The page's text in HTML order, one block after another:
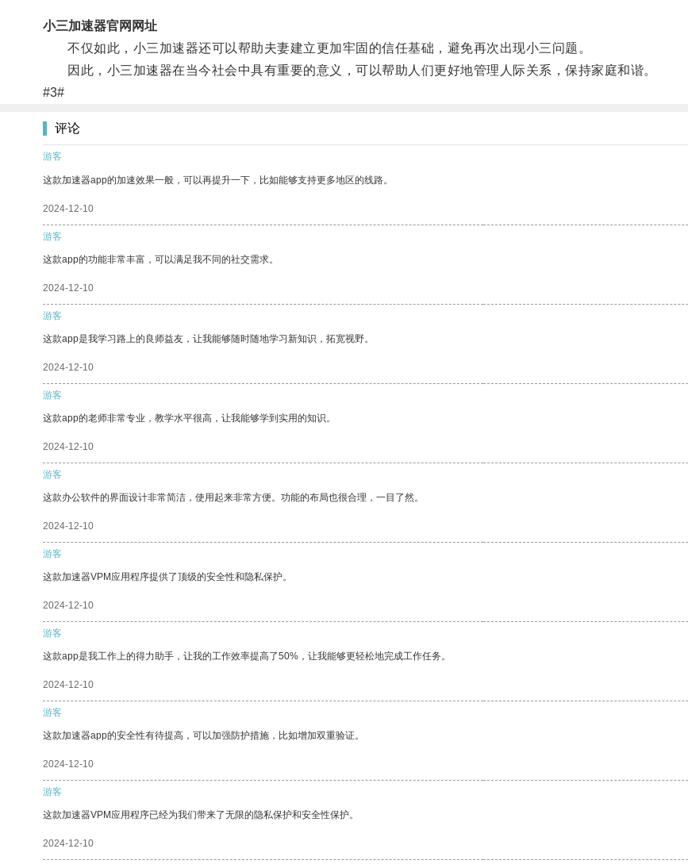
小三加速器官网网址
不仅如此，小三加速器还可以帮助夫妻建立更加牢固的信任基础，避免再次出现小三问题。
因此，小三加速器在当今社会中具有重要的意义，可以帮助人们更好地管理人际关系，保持家庭和谐。
#3#
评论
游客
这款加速器app的加速效果一般，可以再提升一下，比如能够支持更多地区的线路。
2024-12-10
游客
这款app的功能非常丰富，可以满足我不同的社交需求。
2024-12-10
游客
这款app是我学习路上的良师益友，让我能够随时随地学习新知识，拓宽视野。
2024-12-10
游客
这款app的老师非常专业，教学水平很高，让我能够学到实用的知识。
2024-12-10
游客
这款办公软件的界面设计非常简洁，使用起来非常方便。功能的布局也很合理，一目了然。
2024-12-10
游客
这款加速器VPM应用程序提供了顶级的安全性和隐私保护。
2024-12-10
游客
这款app是我工作上的得力助手，让我的工作效率提高了50%，让我能够更轻松地完成工作任务。
2024-12-10
游客
这款加速器app的安全性有待提高，可以加强防护措施，比如增加双重验证。
2024-12-10
游客
这款加速器VPM应用程序已经为我们带来了无限的隐私保护和安全性保护。
2024-12-10